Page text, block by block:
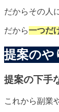
だからその人
だから一つだ
提案のや
提案の下手
これから副業